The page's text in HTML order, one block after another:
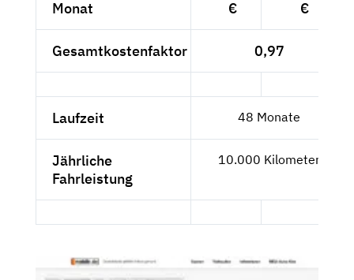
Monat € €
Gesamtkostenfaktor 0,97
Laufzeit 48 Monate
Jährliche
Fahrleistung
10.000 Kilometer